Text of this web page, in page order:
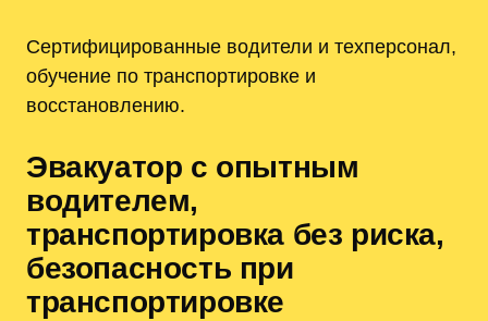
Сертифицированные водители и техперсонал,
обучение по транспортировке и
восстановлению.
Эвакуатор с опытным
водителем,
транспортировка без риска,
безопасность при
транспортировке